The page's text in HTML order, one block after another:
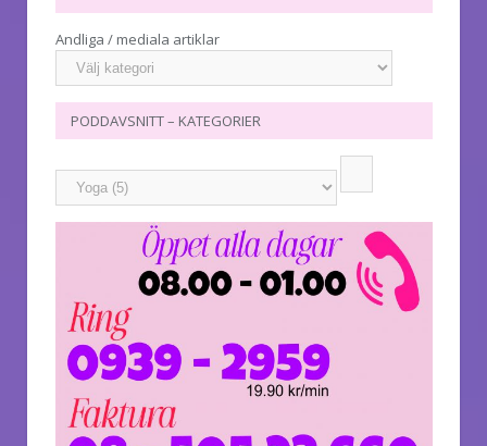
Andliga / mediala artiklar
PODDAVSNITT – KATEGORIER